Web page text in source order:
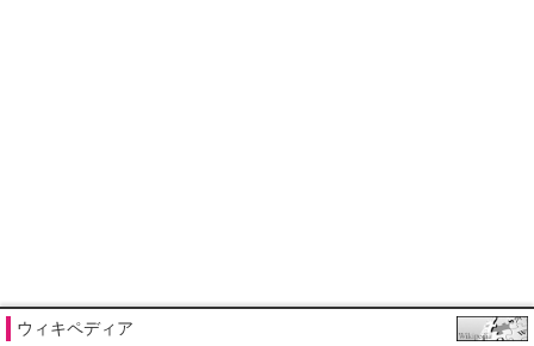
ウィキペディア